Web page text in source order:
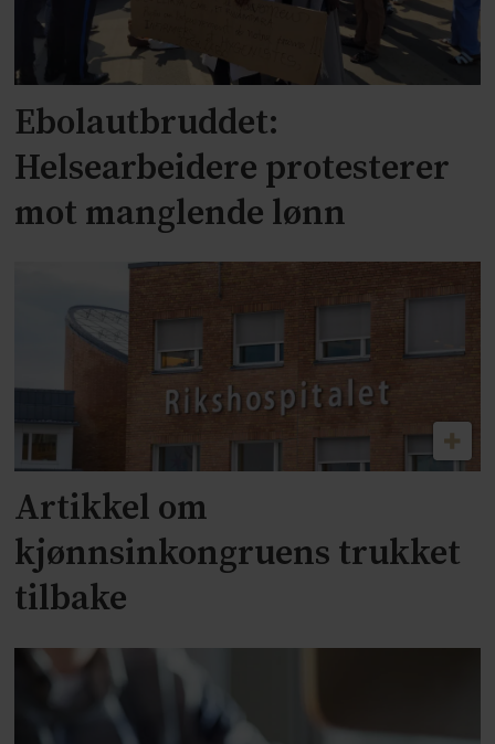
Ebolautbruddet:
Helsearbeidere protesterer
mot manglende lønn
Artikkel om
kjønnsinkongruens trukket
tilbake